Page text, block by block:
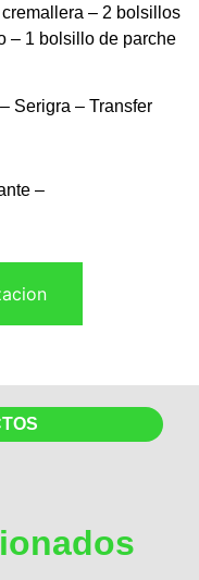
– 2 bolsillos
– 1 bolsillo de parche
Serigra – Transfer
–